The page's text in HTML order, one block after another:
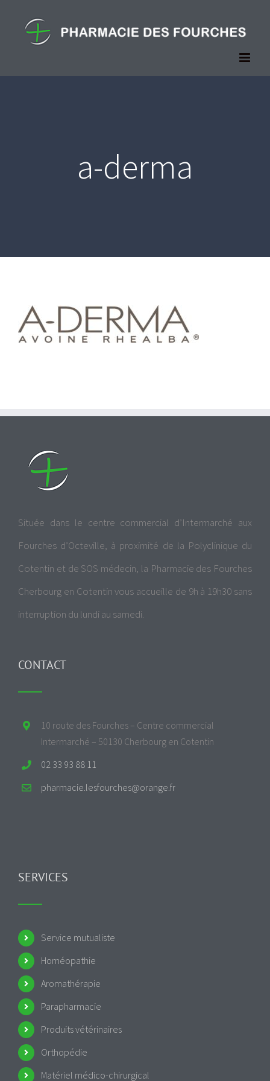
a-derma
Située dans le centre commercial d’Intermarché aux
Fourches d’Octeville, à proximité de la Polyclinique du
Cotentin et de SOS médecin, la Pharmacie des Fourches
Cherbourg en Cotentin vous accueille de 9h à 19h30 sans
interruption du lundi au samedi.
CONTACT
10 route des Fourches – Centre commercial
Intermarché – 50130 Cherbourg en Cotentin
02 33 93 88 11
pharmacie.lesfourches@orange.fr
SERVICES
Service mutualiste
Homéopathie
Aromathérapie
Parapharmacie
Produits vétérinaires
Orthopédie
Matériel médico-chirurgical